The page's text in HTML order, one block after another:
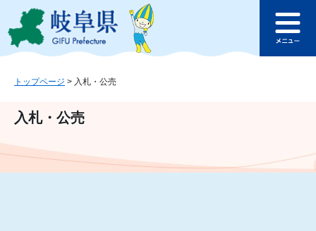
ジ
ュ
文
このページの本文へ
ュ
トップページ > 入札・公売
入札・公売